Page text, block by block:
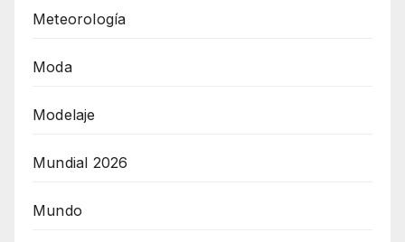
Meteorología
Moda
Modelaje
Mundial 2026
Mundo